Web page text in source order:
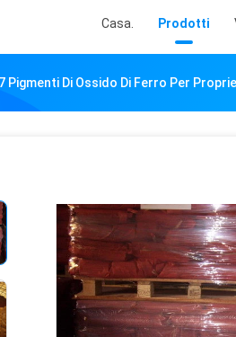
Casa. Prodotti
Pigmenti Di Ossido Di Ferro Per